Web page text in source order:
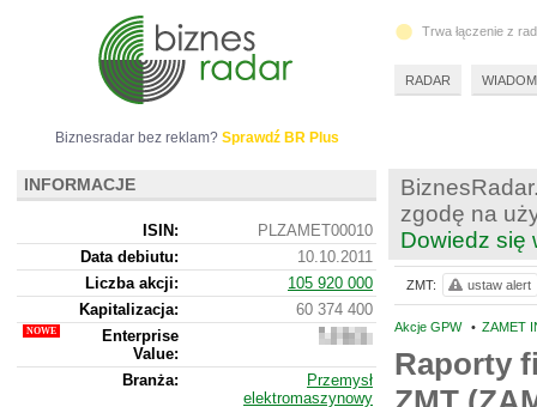
zgodę na
Dowiedz się
Akcje GPW • ZAMET
Raporty
ZMT: ustaw alert
Biznesradar bez reklam? Sprawdź BR Plus
INFORMACJE
ISIN:
PLZAMET00010
Data debiutu:
10.10.2011
Liczba akcji:
105 920 000
Kapitalizacja:
60 374 400
Enterprise
Value:
31
400
Branża:
Przemysł
elektromaszynowy
Trwa łączenie z
RADAR